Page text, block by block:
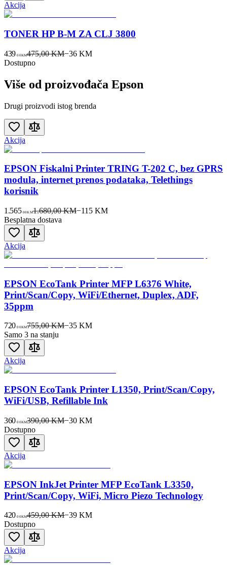
Akcija
TONER HP B-M ZA CLJ 3800
439 00KM475,00 KM−36 KM
Dostupno
Više od proizvođača Epson
Drugi proizvodi istog brenda
Akcija
EPSON Fiskalni Printer TRING T-202 C, bez GPRS
modula, internet prenos podataka, Telethings
korisnik
1.565 00KM1.680,00 KM−115KM
Besplatna dostava
Akcija
EPSON EcoTank Printer MFP L6376 White,
Print/Scan/Copy, WiFi/Ethernet, Duplex, ADF,
35ppm
720 00KM755,00 KM−35 KM
Samo 3 na stanju
Akcija
EPSON EcoTank Printer L1350, Print/Scan/Copy,
WiFi/USB, Refillable Ink
360 00KM390,00 KM−30 KM
Dostupno
Akcija
EPSON InkJet Printer MFP EcoTank L3350,
Print/Scan/Copy, WiFi, Micro Piezo Technology
420 00KM459,00 KM−39 KM
Dostupno
Akcija